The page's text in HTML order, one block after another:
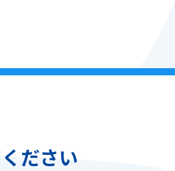
ださい